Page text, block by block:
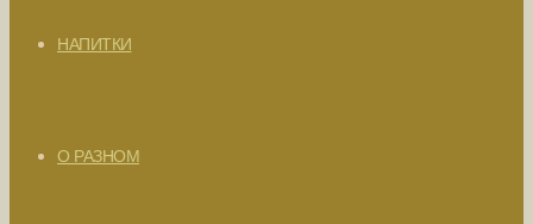
НАПИТКИ
О РАЗНОМ